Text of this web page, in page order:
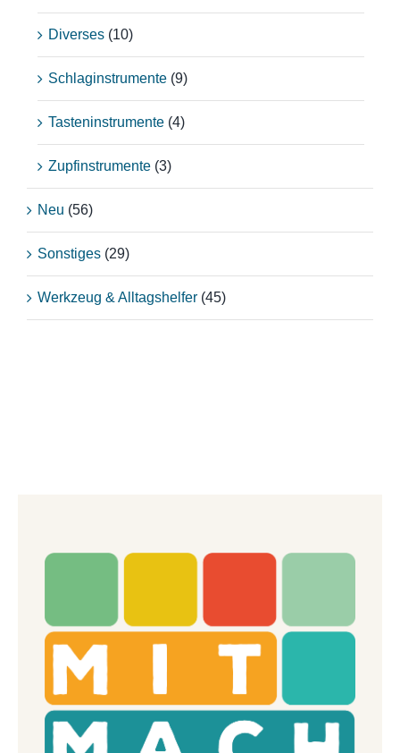
Diverses (10)
Schlaginstrumente (9)
Tasteninstrumente (4)
Zupfinstrumente (3)
Neu (56)
Sonstiges (29)
Werkzeug & Alltagshelfer (45)